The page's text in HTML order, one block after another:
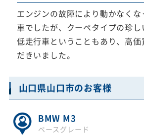
エンジンの故障により動かなく
車でしたが、クーペタイプの珍
低走行車ということもあり、高
だきいました。
山口県山口市のお客様
BMW M3
ベースグレード